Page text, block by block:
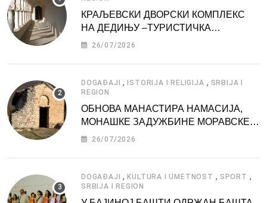
КРАЉЕВСКИ ДВОРСКИ КОМПЛЕКС
НА ДЕДИЊУ –ТУРИСТИЧКА
АТРАКЦИЈА
26/07/2026
DOGAĐAJI ,ISTORIJA I RELIGIJA , SRBIJA I
REGION
ОБНОВА МАНАСТИРА НАМАСИЈА,
МОНАШКЕ ЗАДУЖБИНЕ МОРАВСКЕ
СРБИЈЕ
26/07/2026
DOGAĐAJI ,KULTURA I UMETNOST , SPORT ,
SRBIJA I REGION